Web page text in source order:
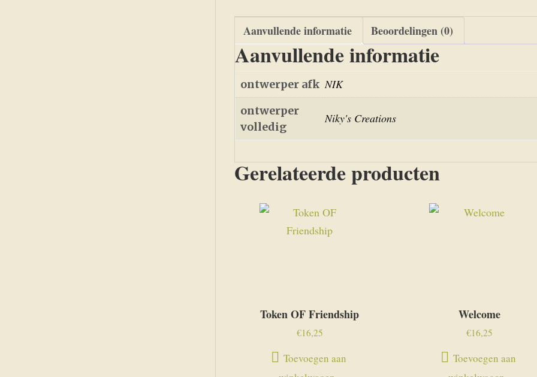
Aanvullende informatie Beoordelingen (0)
Aanvullende informatie
ontwerper afk NIK
ontwerper
volledig
Niky's Creations
Gerelateerde producten
Token OF Friendship
€16,25
Toevoegen aan
Welcome
€16,25
Toevoegen aan